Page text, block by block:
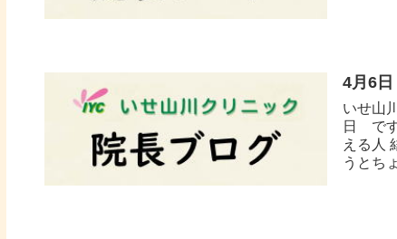
4月6
いせ山
日 で
える人
うとち